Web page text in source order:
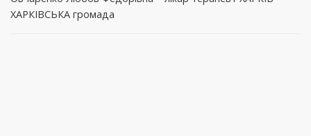
ХАРКІВСЬКА громада